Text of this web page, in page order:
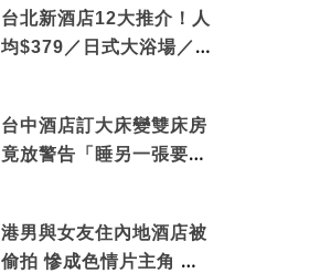
台北新酒店12大推介！人
均$379／日式大浴場／1
台中酒店訂大床變雙床房
竟放警告「睡另一張要加
港男與女友住內地酒店被
偷拍 慘成色情片主角 鏡